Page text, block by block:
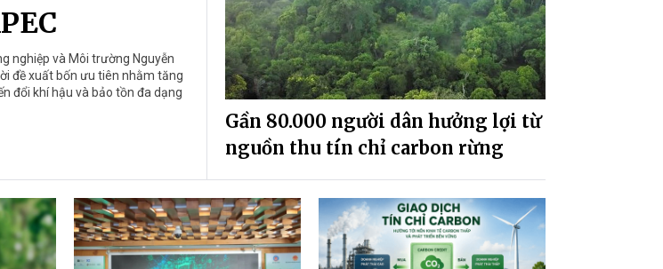
nghiệp và Môi trường Nguyễn
đề xuất bốn ưu tiên nhằm tăng
đổi khí hậu và bảo tồn đa dạng
Gần 80.000 người dân hưởng lợi từ
nguồn thu tín chỉ carbon rừng